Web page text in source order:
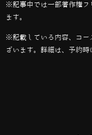
※記事中では一部著作権フ
ます。
※記載している内容、コー
ざいます。詳細は、予約時